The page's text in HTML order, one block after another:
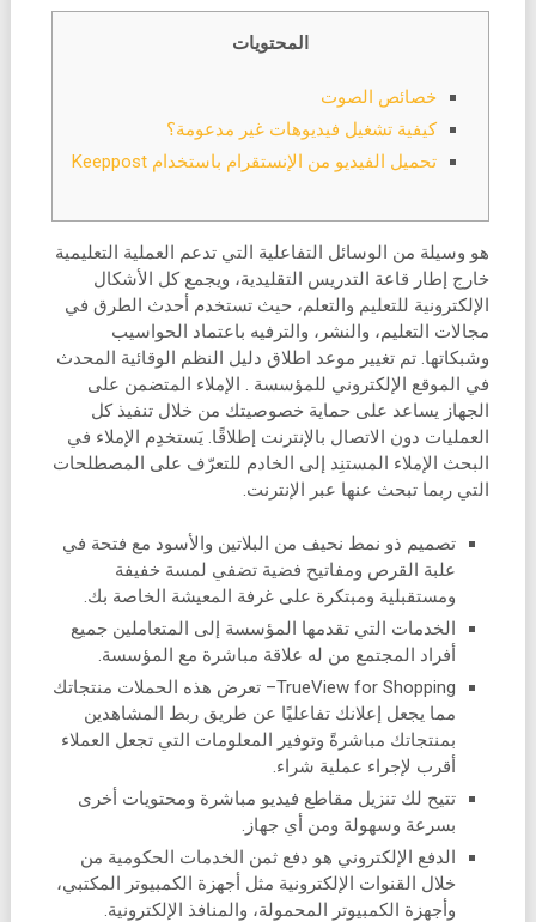
المحتويات
خصائص الصوت
كيفية تشغيل فيديوهات غير مدعومة؟
تحميل الفيديو من الإنستقرام باستخدام Keeppost
هو وسيلة من الوسائل التفاعلية التي تدعم العملية التعليمية
خارج إطار قاعة التدريس التقليدية، ويجمع كل الأشكال
الإلكترونية للتعليم والتعلم، حيث تستخدم أحدث الطرق في
مجالات التعليم، والنشر، والترفيه باعتماد الحواسيب
وشبكاتها. تم تغيير موعد اطلاق دليل النظم الوقائية المحدث
في الموقع الإلكتروني للمؤسسة . الإملاء المتضمن على
الجهاز يساعد على حماية خصوصيتك من خلال تنفيذ كل
العمليات دون الاتصال بالإنترنت إطلاقًا. يَستخدِم الإملاء في
البحث الإملاء المستنِد إلى الخادم للتعرّف على المصطلحات
التي ربما تبحث عنها عبر الإنترنت.
تصميم ذو نمط نحيف من البلاتين والأسود مع فتحة في
علبة القرص ومفاتيح فضية تضفي لمسة خفيفة
ومستقبلية ومبتكرة على غرفة المعيشة الخاصة بك.
الخدمات التي تقدمها المؤسسة إلى المتعاملين جميع
أفراد المجتمع من له علاقة مباشرة مع المؤسسة.
TrueView for Shopping– تعرض هذه الحملات منتجاتك
مما يجعل إعلانك تفاعليًا عن طريق ربط المشاهدين
بمنتجاتك مباشرةً وتوفير المعلومات التي تجعل العملاء
أقرب لإجراء عملية شراء.
تتيح لك تنزيل مقاطع فيديو مباشرة ومحتويات أخرى
بسرعة وسهولة ومن أي جهاز.
الدفع الإلكتروني هو دفع ثمن الخدمات الحكومية من
خلال القنوات الإلكترونية مثل أجهزة الكمبيوتر المكتبي،
وأجهزة الكمبيوتر المحمولة، والمنافذ الإلكترونية.